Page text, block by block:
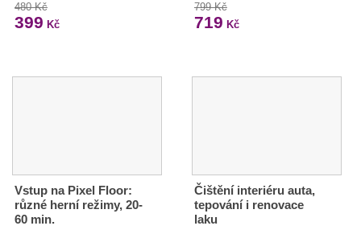
480 Kč
399 Kč
799 Kč
719 Kč
Vstup na Pixel Floor:
různé herní režimy, 20-
60 min.
Čištění interiéru auta,
tepování i renovace
laku